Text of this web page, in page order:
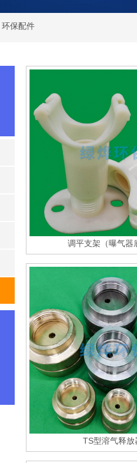
调平支架（曝气器
TS型溶气释放
环保配件